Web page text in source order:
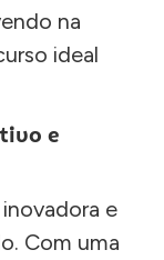
na
ideal
e
e
Com uma